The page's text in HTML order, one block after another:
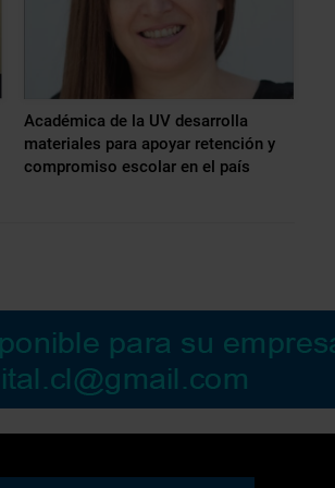
Académica de la UV desarrolla
materiales para apoyar retención y
compromiso escolar en el país